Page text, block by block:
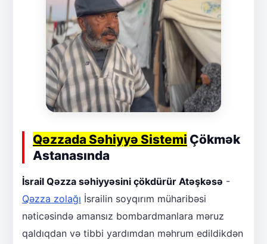
Qəzzada Səhiyyə Sistemi Çökmək
Astanasında
İsrail Qəzza səhiyyəsini çökdürür Atəşkəsə -
Qəzza zolağı İsrailin soyqırım müharibəsi
nəticəsində amansız bombardmanlara məruz
qaldıqdan və tibbi yardımdan məhrum edildikdən